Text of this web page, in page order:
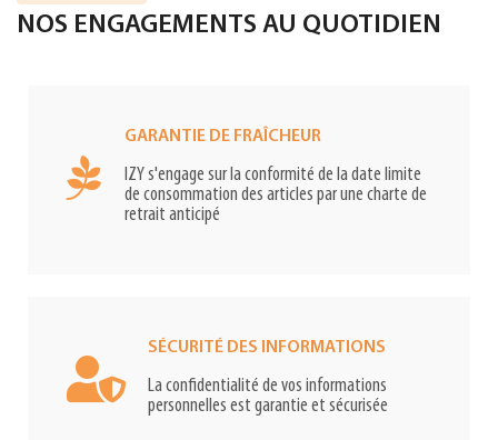
NOS ENGAGEMENTS AU QUOTIDIEN
GARANTIE DE FRAÎCHEUR
IZY s'engage sur la conformité de la date limite
de consommation des articles par une charte de
retrait anticipé
SÉCURITÉ DES INFORMATIONS
La confidentialité de vos informations
personnelles est garantie et sécurisée